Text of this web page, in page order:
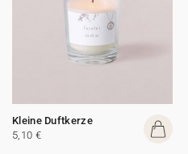
Kleine Duftkerze
5,10 €